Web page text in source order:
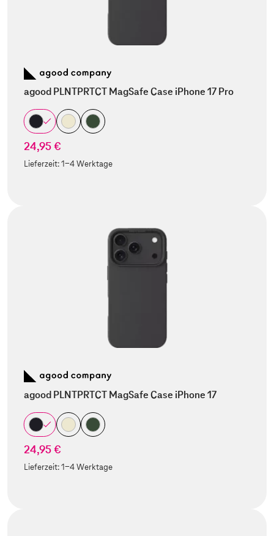
agood PLNTPRTCT MagSafe Case iPhone 17 Pro
24,95 €
Lieferzeit:1-4 Werktage
agood PLNTPRTCT MagSafe Case iPhone 17
24,95 €
Lieferzeit:1-4 Werktage